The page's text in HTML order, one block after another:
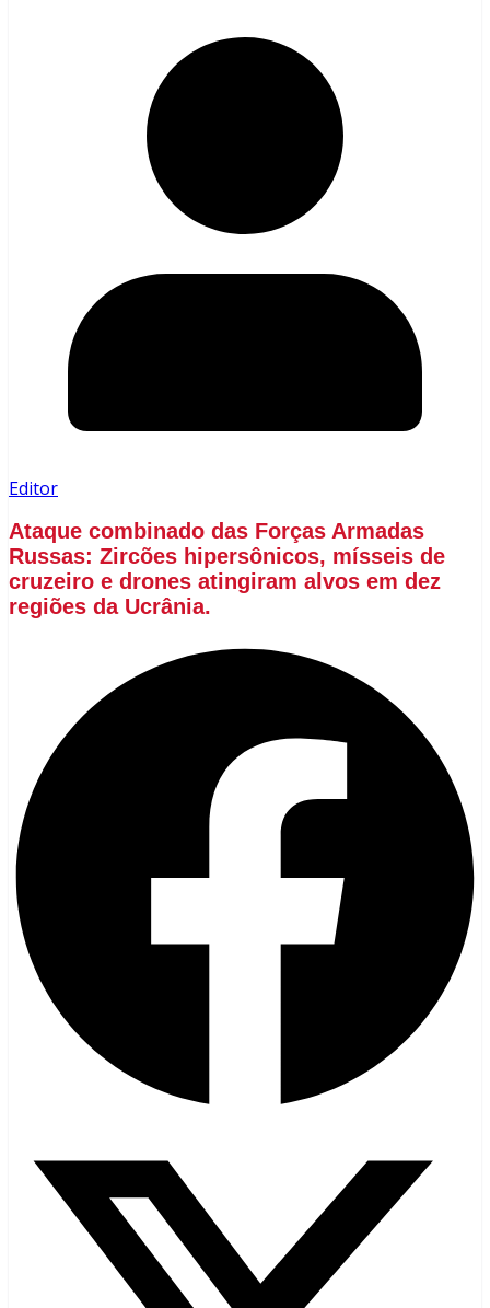
Editor
Ataque combinado das Forças Armadas
Russas: Zircões hipersônicos, mísseis de
cruzeiro e drones atingiram alvos em dez
regiões da Ucrânia.